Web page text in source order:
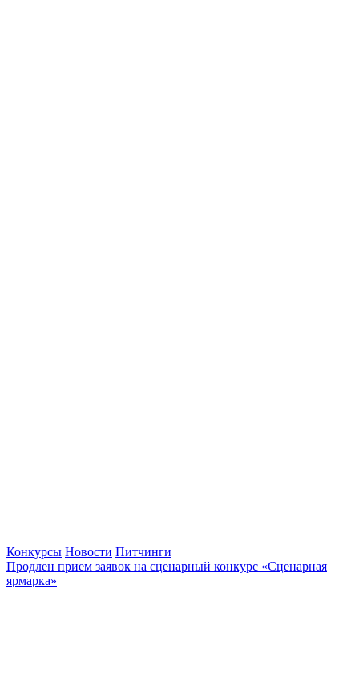
Конкурсы Новости Питчинги
Продлен прием заявок на сценарный конкурс «Сценарная
ярмарка»